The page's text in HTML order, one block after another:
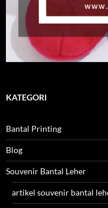
KATEGORI
Bantal Printing
Blog
Souvenir Bantal Leher
artikel souvenir bantal